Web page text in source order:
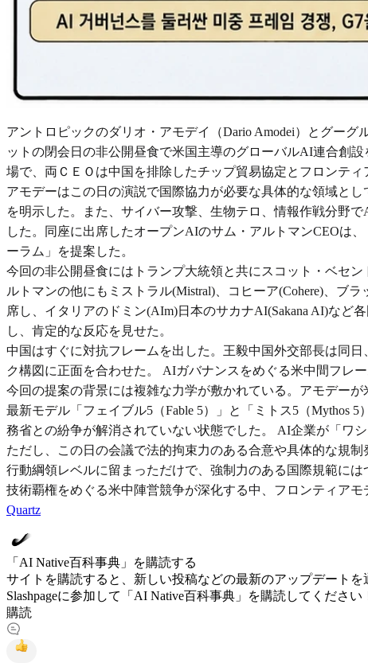
アントロピックのダリオ・アモデイ（Dario Amodei）とグーグ
ットの閉会日の非公開昼食で米国主導のグローバルAI連合創
場で、両ＣＥＯは中国を排除したチップ貿易協定とフロンテ
アモデーはこの日の演説で国際協力が必要な具体的な領域と
を明示した。また、サイバー攻撃、生物テロ、情報作戦分野
した。同座に出席したオープンAIのサム・アルトマンCEOは
ーラム」を提案した。
今回の非公開昼食にはトランプ大統領と共にスコット・ベセ
ルトマンの他にもミストラル(Mistral)、コヒーア(Cohere)、ブ
席し、イタリアのドミン(AIm)日本のサカナAI(Sakana AI)な
し、肯定的な反応を見せた。
中国はすぐに対抗フレームを出した。王毅中国外交部長は同
ク構図に正面を合わせた。 AIガバナンスをめぐる米中間フレ
今回の提案の背景には複雑な力学が敷かれている。アモデー
最新モデル「フェイブル5（Fable 5）」と「ミトス5（Mythos
務省との紛争が解消されていない状態でした。 AI企業が「ワ
ただし、この日の会議で法的拘束力のある合意や具体的な規
行動綱領レベルに留まっただけで、強制力のある国際規範に
技術覇権をめぐる米中陣営競争が深化する中、フロンティア
Quartz
「AI Native百科事典」を購読する
サイトを購読すると、新しい投稿などの最新のアップデート
Slashpageに参加して「AI Native百科事典」を購読してください
購読